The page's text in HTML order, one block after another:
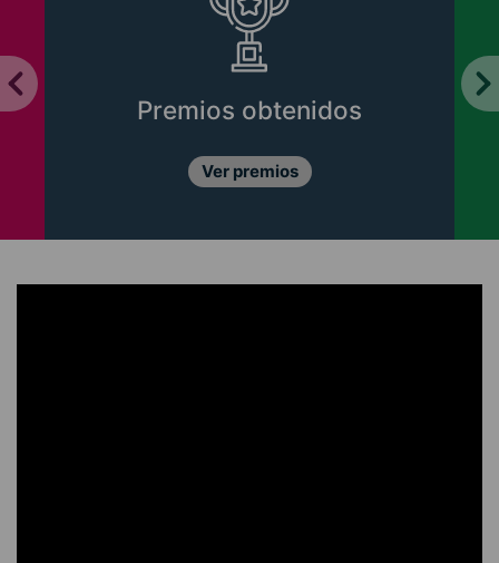
Premios obtenidos
Ver premios